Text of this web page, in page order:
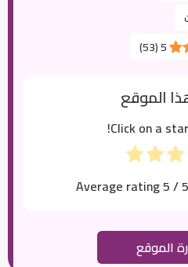
5
(
53
)
الموقع
Click on a
Average rating5/
الموقع